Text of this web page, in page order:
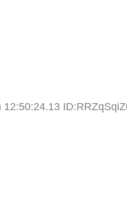
12:50:24.13